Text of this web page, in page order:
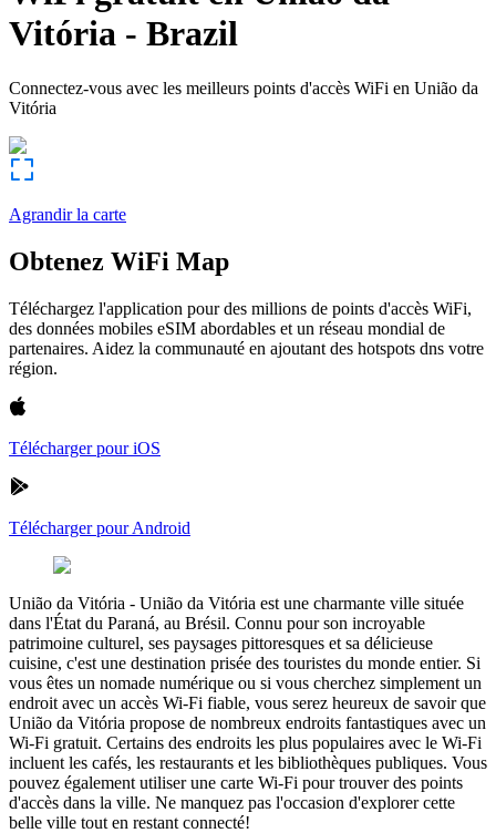
Vitória - Brazil
Connectez-vous avec les meilleurs points d'accès WiFi en União da
Vitória
Agrandir la carte
Obtenez WiFi Map
Téléchargez l'application pour des millions de points d'accès WiFi,
des données mobiles eSIM abordables et un réseau mondial de
partenaires. Aidez la communauté en ajoutant des hotspots dns votre
région.
Télécharger pour iOS
Télécharger pour Android
União da Vitória - União da Vitória est une charmante ville située
dans l'État du Paraná, au Brésil. Connu pour son incroyable
patrimoine culturel, ses paysages pittoresques et sa délicieuse
cuisine, c'est une destination prisée des touristes du monde entier. Si
vous êtes un nomade numérique ou si vous cherchez simplement un
endroit avec un accès Wi-Fi fiable, vous serez heureux de savoir que
União da Vitória propose de nombreux endroits fantastiques avec un
Wi-Fi gratuit. Certains des endroits les plus populaires avec le Wi-Fi
incluent les cafés, les restaurants et les bibliothèques publiques. Vous
pouvez également utiliser une carte Wi-Fi pour trouver des points
d'accès dans la ville. Ne manquez pas l'occasion d'explorer cette
belle ville tout en restant connecté!